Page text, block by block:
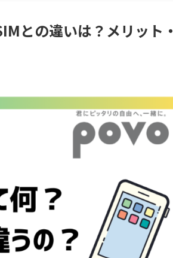
との違いは？メリット・